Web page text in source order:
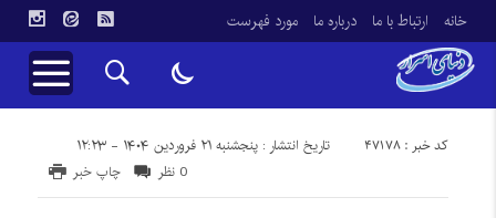
خانه ارتباط با ما درباره ما مورد فهرست
تاریخ انتشار : پنجشنبه ۲۱ فروردین ۱۴۰۴ - ۱۲:۲۳ کد خبر : 47178
چاپ خبر 0 نظر